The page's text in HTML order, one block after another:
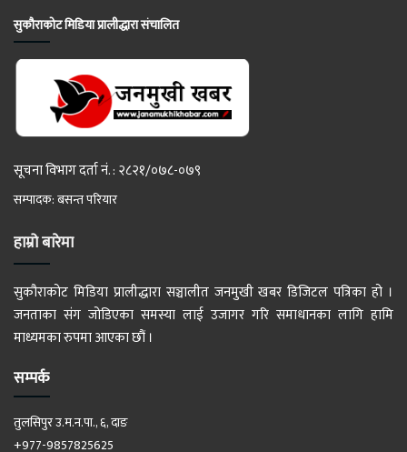
सुकौराकोट मिडिया प्रालीद्धारा संचालित
सूचना विभाग दर्ता नं. : २८२१/०७८-०७९
सम्पादक: बसन्त परियार
हाम्रो बारेमा
सुकौराकोट मिडिया प्रालीद्धारा सञ्चालीत जनमुखी खबर डिजिटल पत्रिका हो ।
जनताका संग जोडिएका समस्या लाई उजागर गरि समाधानका लागि हामि
माध्यमका रुपमा आएका छौं ।
सम्पर्क
तुलसिपुर उ.म.न.पा., ६, दाङ
+977-9857825625